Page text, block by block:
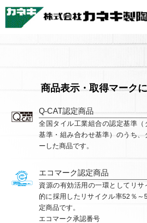
商品表示・取得マーク
Q-CAT認定商品
全国タイル工業組合の認定基準（
基準・組み合わせ基準）のうち、
ーした商品です。
エコマーク認定商品
資源の有効活用の一環としてリ
的に採用したリサイクル率52％～
定商品です。
エコマーク承認番号